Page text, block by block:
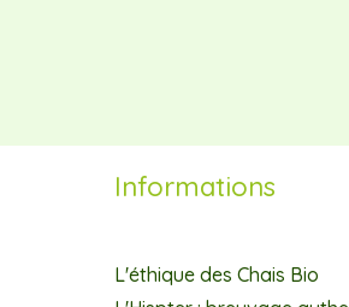
Informations
L'éthique des Chais Bio